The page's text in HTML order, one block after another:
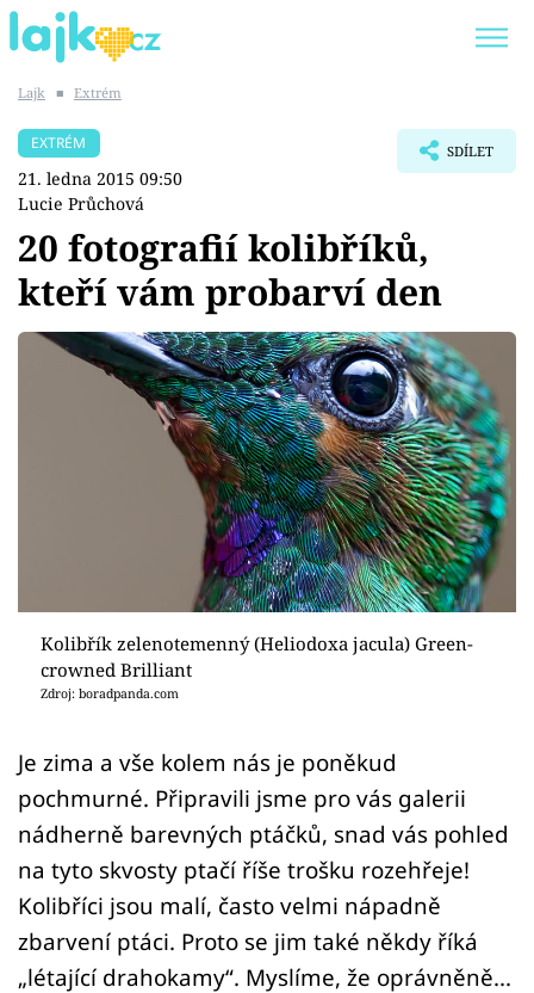
SHOPAHOLICADEL
Témata
Showbyznys
Sledujte prima+
Sledujte nás
Lajk ■ Extrém
EXTRÉM
21. ledna 2015 09:50
Lucie Průchová
SDÍLET
20 fotografií kolibříků,
kteří vám probarví den
Kolibřík zelenotemenný (Heliodoxa jacula) Green-
crowned Brilliant
Zdroj: boradpanda.com
Je zima a vše kolem nás je poněkud
pochmurné. Připravili jsme pro vás galerii
nádherně barevných ptáčků, snad vás pohled
na tyto skvosty ptačí říše trošku rozehřeje!
Kolibříci jsou malí, často velmi nápadně
zbarvení ptáci. Proto se jim také někdy říká
„létající drahokamy“. Myslíme, že oprávněně...